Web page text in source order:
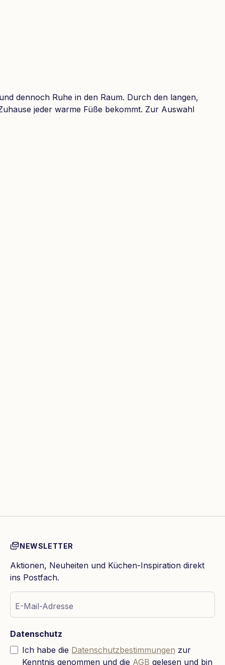
dennoch Ruhe in den Raum. Durch den langen,
jeder warme Füße bekommt. Zur Auswahl
NEWSLETTER
Aktionen, Neuheiten und Küchen-Inspiration direkt
ins Postfach.
E-Mail-Adresse
Datenschutz
Ich habe die Datenschutzbestimmungen zur
Kenntnis genommen und die AGB gelesen und bin